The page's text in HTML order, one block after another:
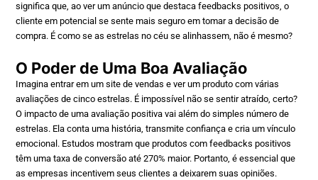
significa que, ao ver um anúncio que destaca feedbacks positivos, o
cliente em potencial se sente mais seguro em tomar a decisão de
compra. É como se as estrelas no céu se alinhassem, não é mesmo?
O Poder de Uma Boa Avaliação
Imagina entrar em um site de vendas e ver um produto com várias
avaliações de cinco estrelas. É impossível não se sentir atraído, certo?
O impacto de uma avaliação positiva vai além do simples número de
estrelas. Ela conta uma história, transmite confiança e cria um vínculo
emocional. Estudos mostram que produtos com feedbacks positivos
têm uma taxa de conversão até 270% maior. Portanto, é essencial que
as empresas incentivem seus clientes a deixarem suas opiniões.